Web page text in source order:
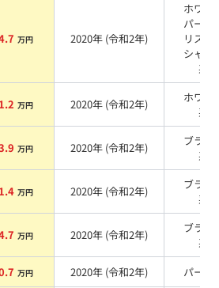
万円 2020年 (令和2年)
ホワイ
パール
リスタ
シャイ
系
万円 2020年 (令和2年)
ホワイ
系
万円 2020年 (令和2年)
ブラッ
系
万円 2020年 (令和2年)
ブラッ
系
万円 2020年 (令和2年)
ブラッ
系
万円 2020年 (令和2年) パール